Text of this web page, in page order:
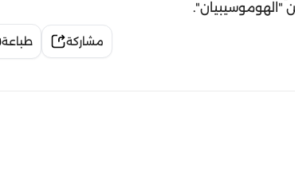
"الهوموسيبيان".
مشاركة طباعة